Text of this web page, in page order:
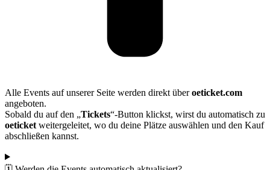
Alle Events auf unserer Seite werden direkt überoeticket.com
angeboten.
Sobald du auf den „Tickets“-Button klickst, wirst du automatisch zu
oeticketweitergeleitet, wo du deine Plätze auswählen und den Kauf
abschließen kannst.